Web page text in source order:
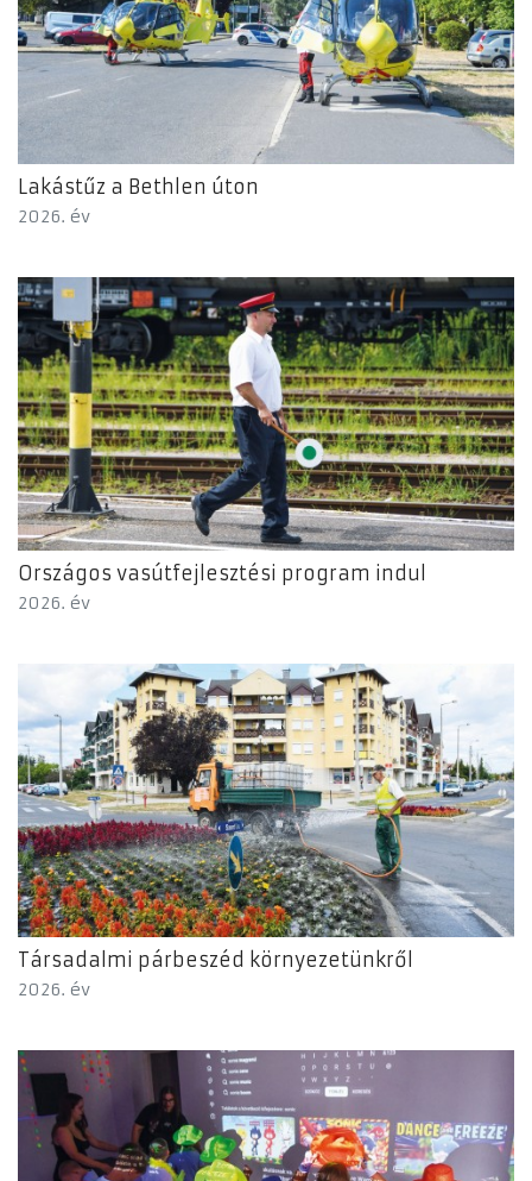
Lakástűz a Bethlen úton
2026. év
Országos vasútfejlesztési program indul
2026. év
Társadalmi párbeszéd környezetünkről
2026. év